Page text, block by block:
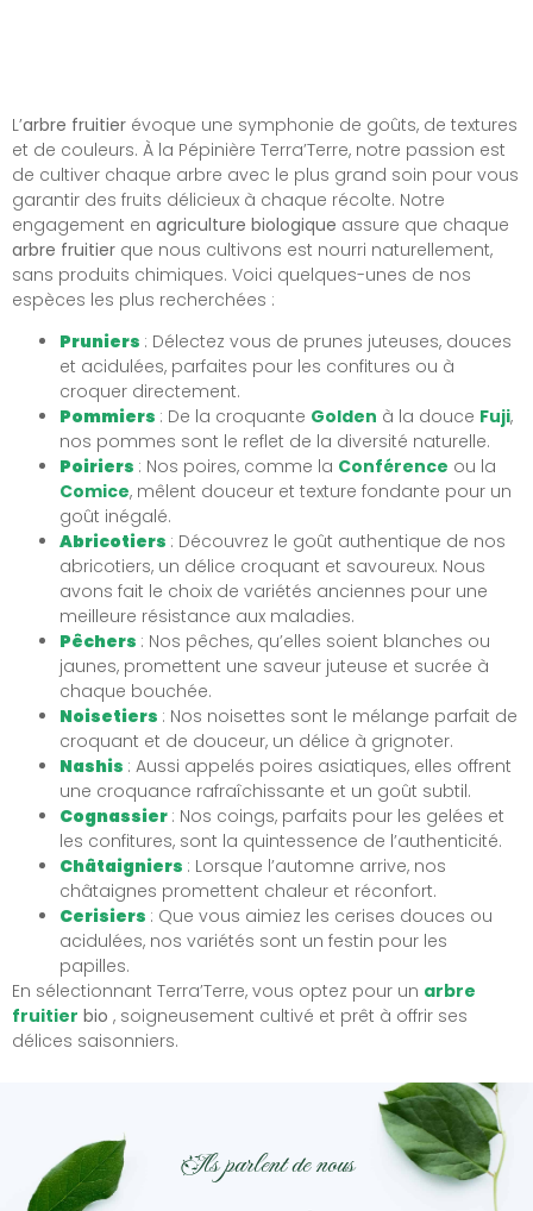
L’arbre fruitier évoque une symphonie de goûts, de textures
et de couleurs. À la Pépinière Terra’Terre, notre passion est
de cultiver chaque arbre avec le plus grand soin pour vous
garantir des fruits délicieux à chaque récolte. Notre
engagement en agriculture biologique assure que chaque
arbre fruitier que nous cultivons est nourri naturellement,
sans produits chimiques. Voici quelques-unes de nos
espèces les plus recherchées :
Pruniers : Délectez vous de prunes juteuses, douces
et acidulées, parfaites pour les confitures ou à
croquer directement.
Pommiers : De la croquante Golden à la douce Fuji,
nos pommes sont le reflet de la diversité naturelle.
Poiriers : Nos poires, comme la Conférence ou la
Comice, mêlent douceur et texture fondante pour un
goût inégalé.
Abricotiers : Découvrez le goût authentique de nos
abricotiers, un délice croquant et savoureux. Nous
avons fait le choix de variétés anciennes pour une
meilleure résistance aux maladies.
Pêchers : Nos pêches, qu’elles soient blanches ou
jaunes, promettent une saveur juteuse et sucrée à
chaque bouchée.
Noisetiers : Nos noisettes sont le mélange parfait de
croquant et de douceur, un délice à grignoter.
Nashis : Aussi appelés poires asiatiques, elles offrent
une croquance rafraîchissante et un goût subtil.
Cognassier : Nos coings, parfaits pour les gelées et
les confitures, sont la quintessence de l’authenticité.
Châtaigniers : Lorsque l’automne arrive, nos
châtaignes promettent chaleur et réconfort.
Cerisiers : Que vous aimiez les cerises douces ou
acidulées, nos variétés sont un festin pour les
papilles.
En sélectionnant Terra’Terre, vous optez pour un arbre
fruitier bio , soigneusement cultivé et prêt à offrir ses
délices saisonniers.
Ils parlent de nous